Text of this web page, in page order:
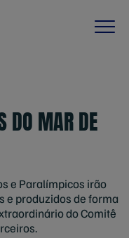
DO MAR DE
e Paralímpicos irão
e produzidos de forma
do Comitê